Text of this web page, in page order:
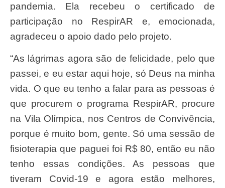
pandemia. Ela recebeu o certificado de
participação no RespirAR e, emocionada,
agradeceu o apoio dado pelo projeto.
“As lágrimas agora são de felicidade, pelo que
passei, e eu estar aqui hoje, só Deus na minha
vida. O que eu tenho a falar para as pessoas é
que procurem o programa RespirAR, procure
na Vila Olímpica, nos Centros de Convivência,
porque é muito bom, gente. Só uma sessão de
fisioterapia que paguei foi R$ 80, então eu não
tenho essas condições. As pessoas que
tiveram Covid-19 e agora estão melhores,